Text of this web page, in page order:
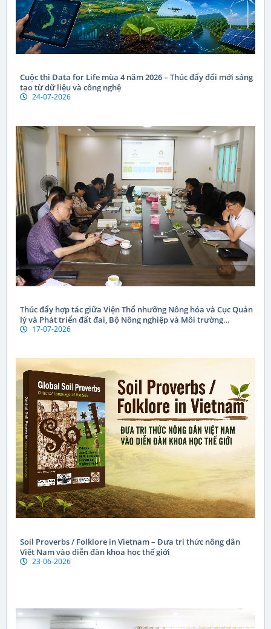
Cuộc thi Data for Life mùa 4 năm 2026 – Thúc đẩy đổi mới sáng
tạo từ dữ liệu và công nghệ
24-07-2026
Thúc đẩy hợp tác giữa Viện Thổ nhưỡng Nông hóa và Cục Quản
lý và Phát triển đất đai, Bộ Nông nghiệp và Môi trường
CHDCND Lào
17-07-2026
Soil Proverbs / Folklore in Vietnam – Đưa tri thức nông dân
Việt Nam vào diễn đàn khoa học thế giới
23-06-2026